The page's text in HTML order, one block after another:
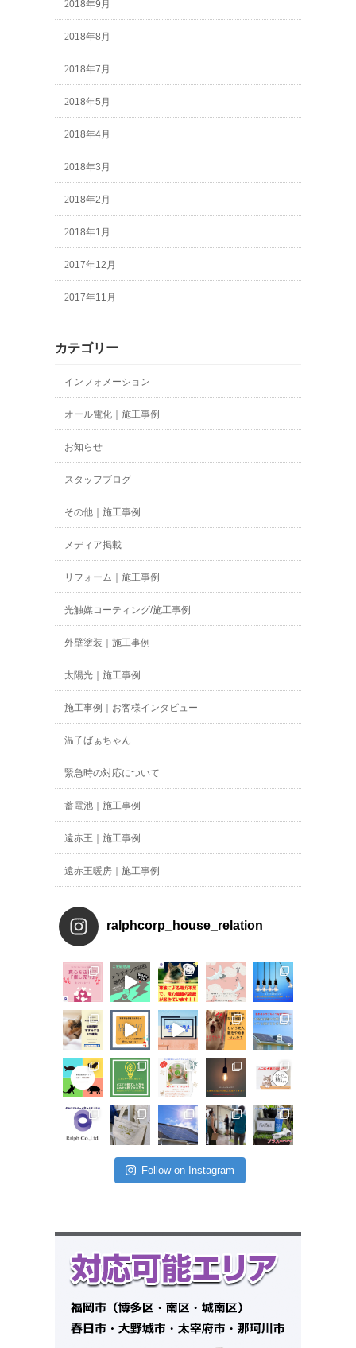
2018年9月
2018年8月
2018年7月
2018年5月
2018年4月
2018年3月
2018年2月
2018年1月
2017年12月
2017年11月
カテゴリー
インフォメーション
オール電化｜施工事例
お知らせ
スタッフブログ
その他｜施工事例
メディア掲載
リフォーム｜施工事例
光触媒コーティング/施工事例
外壁塗装｜施工事例
太陽光｜施工事例
施工事例｜お客様インタビュー
温子ばぁちゃん
緊急時の対応について
蓄電池｜施工事例
遠赤王｜施工事例
遠赤王暖房｜施工事例
ralphcorp_house_relation
Follow on Instagram